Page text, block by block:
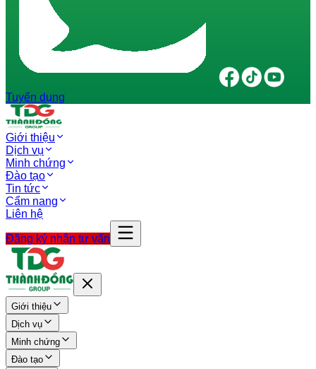
Tuyển dụng
Giới thiệu
Dịch vụ
Minh chứng
Đào tạo
Tin tức
Cẩm nang
Liên hệ
Đăng ký nhận tư vấn
Giới thiệu
Dịch vụ
Minh chứng
Đào tạo